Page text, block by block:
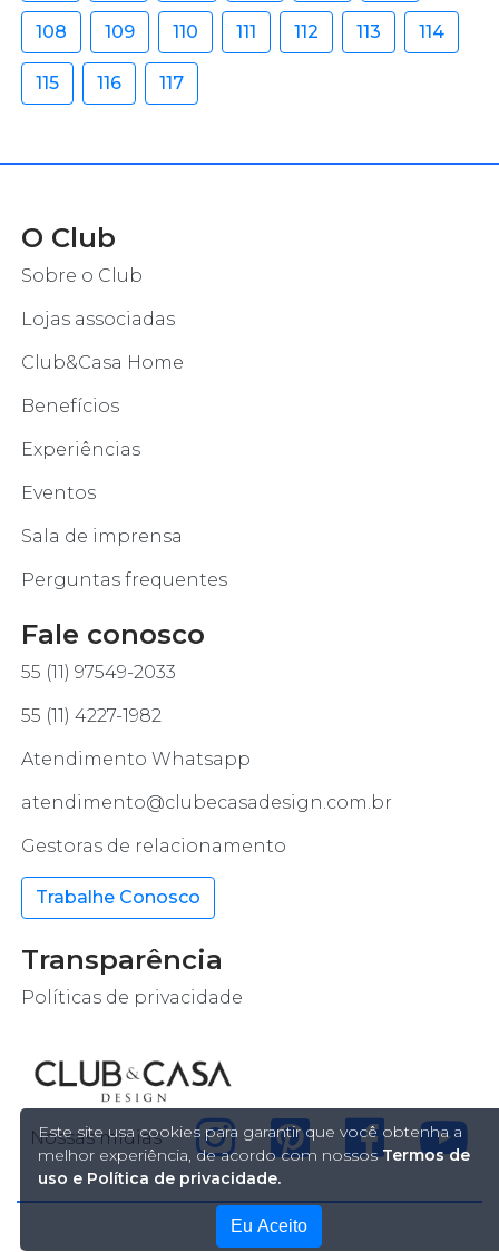
108 109 110 111 112 113 114
115 116 117
O Club
Sobre o Club
Lojas associadas
Club&Casa Home
Benefícios
Experiências
Eventos
Sala de imprensa
Perguntas frequentes
Fale conosco
55 (11) 97549-2033
55 (11) 4227-1982
Atendimento Whatsapp
atendimento@clubecasadesign.com.br
Gestoras de relacionamento
Trabalhe Conosco
Transparência
Políticas de privacidade
Nossas mídias
Este site usa cookies para garantir que você obtenha a
melhor experiência, de acordo com nossosTermos de
uso e Política de privacidade.
Eu Aceito